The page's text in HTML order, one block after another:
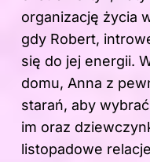
organizację życia
gdy Robert,
się do jej energii.
domu, Anna z
starań, aby
im oraz
listopadowe